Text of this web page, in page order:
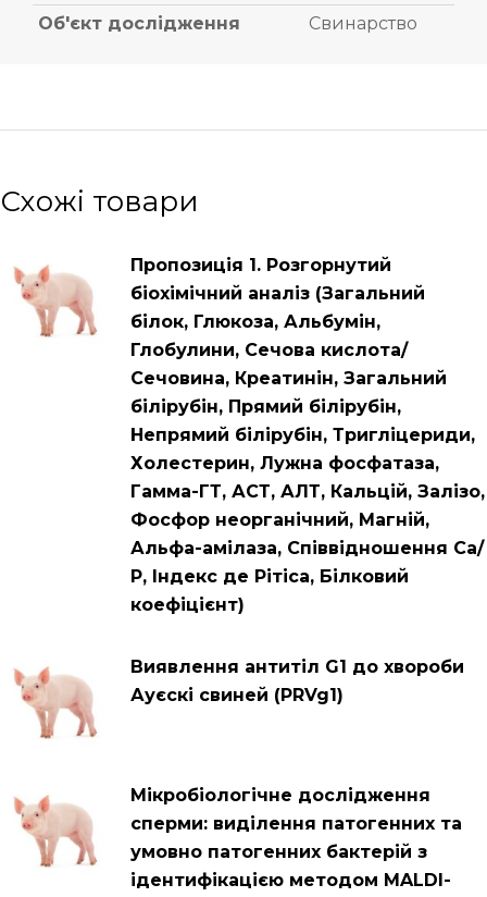
Об'єкт дослідження
Свинарство
Схожі товари
Пропозиція 1. Розгорнутий
біохімічний аналіз (Загальний
білок, Глюкоза, Альбумін,
Глобулини, Сечова кислота/
Сечовина, Креатинін, Загальний
білірубін, Прямий білірубін,
Непрямий білірубін, Тригліцериди,
Холестерин, Лужна фосфатаза,
Гамма-ГТ, АСТ, АЛТ, Кальцій, Залізо,
Фосфор неорганічний, Магній,
Альфа-амілаза, Співвідношення Са/
Р, Індекс де Рітіса, Білковий
коефіцієнт)
Виявлення антитіл G1 до хвороби
Ауєскі свиней (PRVg1)
Мікробіологічне дослідження
сперми: виділення патогенних та
умовно патогенних бактерій з
ідентифікацією методом MALDI-